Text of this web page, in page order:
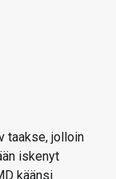
taakse, jolloin
iskenyt
käänsi